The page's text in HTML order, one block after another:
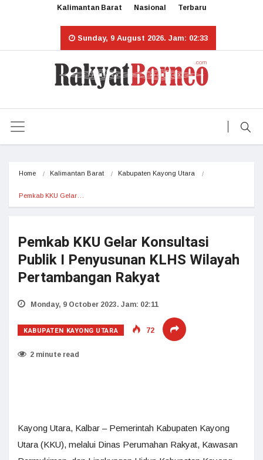
Kalimantan Barat Nasional Terbaru
Sunday, 9 August 2026. Jam: 02:33
Home Kalimantan Barat Kabupaten Kayong Utara
Pemkab KKU Gelar…
Pemkab KKU Gelar Konsultasi
Publik I Penyusunan KLHS Wilayah
Pertambangan Rakyat
Monday, 9 October 2023. Jam: 02:11
KABUPATEN KAYONG UTARA 72
2 minute read
Kayong Utara, Kalbar – Pemerintah Kabupaten Kayong
Utara (KKU), melalui Dinas Perumahan Rakyat, Kawasan